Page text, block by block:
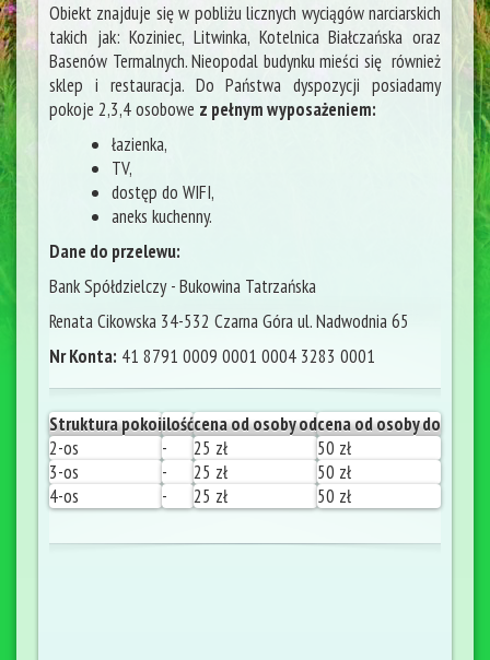
Obiekt znajduje się w pobliżu licznych wyciągów narciarskich
takich jak: Koziniec, Litwinka, Kotelnica Białczańska oraz
Basenów Termalnych. Nieopodal budynku mieści się również
sklep i restauracja. Do Państwa dyspozycji posiadamy
pokoje 2,3,4 osobowe z pełnym wyposażeniem:
łazienka,
TV,
dostęp do WIFI,
aneks kuchenny.
Dane do przelewu:
Bank Spółdzielczy - Bukowina Tatrzańska
Renata Cikowska 34-532 Czarna Góra ul. Nadwodnia 65
Nr Konta: 41 8791 0009 0001 0004 3283 0001
Struktura pokoiilośćcena od osoby odcena od osoby do
2-os
- 25 zł
50 zł
3-os
- 25 zł
50 zł
4-os
- 25 zł 50 zł